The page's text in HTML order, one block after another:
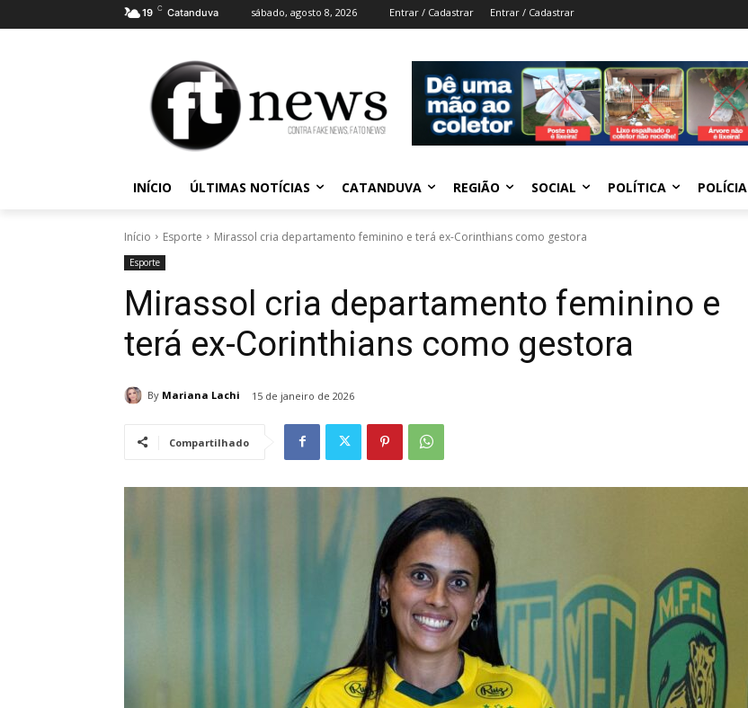
19 C Catanduva sábado, agosto 8, 2026 Entrar / Cadastrar Entrar / Cadastrar
INÍCIO ÚLTIMAS NOTÍCIAS CATANDUVA REGIÃO SOCIAL POLÍTICA POLÍCIA
Início Esporte Mirassol cria departamento feminino e terá ex-Corinthians como gestora
Esporte
Mirassol cria departamento feminino e
terá ex-Corinthians como gestora
By Mariana Lachi 15 de janeiro de 2026
Compartilhado